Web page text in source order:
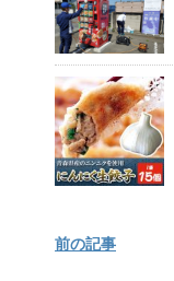
前の記事